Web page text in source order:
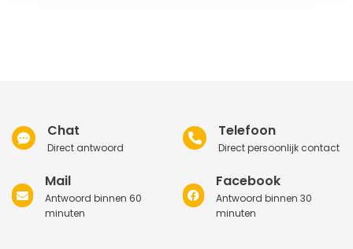
Chat
Direct antwoord
Telefoon
Direct persoonlijk contact
Mail
Antwoord binnen 60
minuten
Facebook
Antwoord binnen 30
minuten